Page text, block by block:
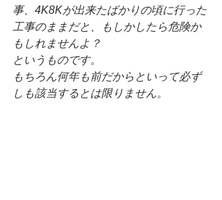
事、4K8Kが出来たばかりの頃に行った
工事のままだと、もしかしたら危険か
もしれませんよ？
というものです。
もちろん何年も前だからといって必ず
しも該当するとは限りません。